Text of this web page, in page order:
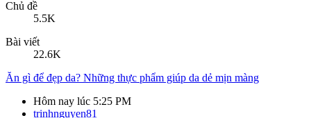
22.6K
Hôm nay lúc 5:25 PM
SỨC KHỎE & ĐỜI SỐNG